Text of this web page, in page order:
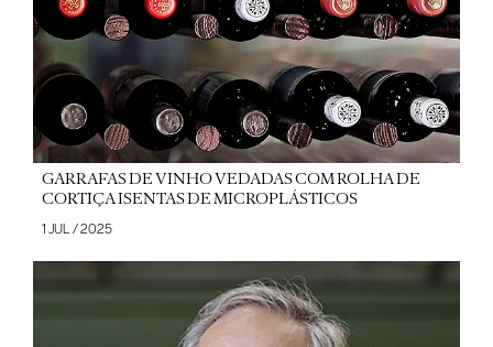
GARRAFAS DE VINHO VEDADAS COM ROLHA DE
CORTIÇA ISENTAS DE MICROPLÁSTICOS
1 JUL / 2025